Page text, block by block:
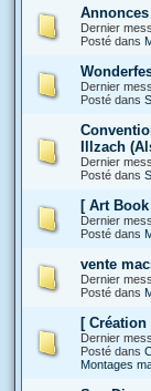
Dernier
Posté dans
Dernier
Posté dans
Illzach
Dernier
Posté dans
[ Art
Dernier
Posté dans
vente
Dernier
Posté dans
[ Création
Dernier
Posté dans
Montages